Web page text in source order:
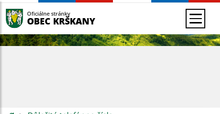
Oficiálne stránky
OBEC KRŠKANY